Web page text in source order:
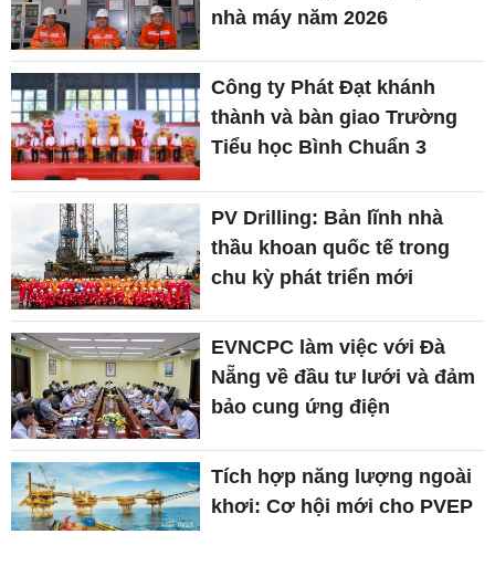
nhà máy năm 2026
Công ty Phát Đạt khánh
thành và bàn giao Trường
Tiểu học Bình Chuẩn 3
PV Drilling: Bản lĩnh nhà
thầu khoan quốc tế trong
chu kỳ phát triển mới
EVNCPC làm việc với Đà
Nẵng về đầu tư lưới và đảm
bảo cung ứng điện
Tích hợp năng lượng ngoài
khơi: Cơ hội mới cho PVEP